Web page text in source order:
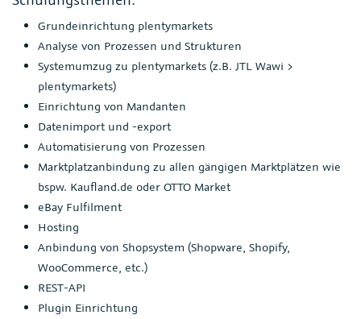
Grundeinrichtung plentymarkets
Analyse von Prozessen und Strukturen
Systemumzug zu plentymarkets (z.B. JTL Wawi >
plentymarkets)
Einrichtung von Mandanten
Datenimport und -export
Automatisierung von Prozessen
Marktplatzanbindung zu allen gängigen Marktplätzen wie
bspw. Kaufland.de oder OTTO Market
eBay Fulfilment
Hosting
Anbindung von Shopsystem (Shopware, Shopify,
WooCommerce, etc.)
REST-API
Plugin Einrichtung